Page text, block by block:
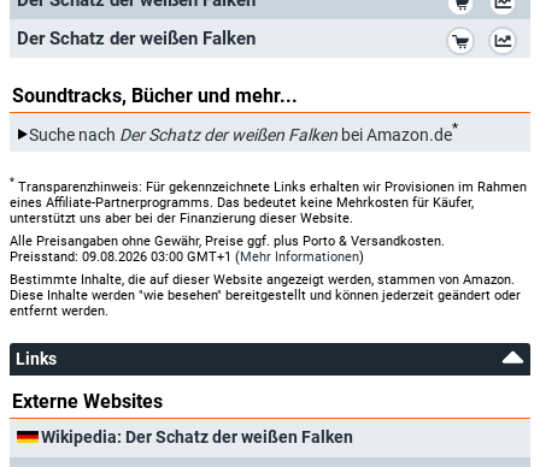
Der Schatz der weißen Falken
Soundtracks, Bücher und mehr...
Suche nach Der Schatz der weißen Falken bei Amazon.de*
* Transparenzhinweis: Für gekennzeichnete Links erhalten wir Provisionen im Rahmen
eines Affiliate-Partnerprogramms. Das bedeutet keine Mehrkosten für Käufer,
unterstützt uns aber bei der Finanzierung dieser Website.
Alle Preisangaben ohne Gewähr, Preise ggf. plus Porto & Versandkosten.
Preisstand: 09.08.2026 03:00 GMT+1 (Mehr Informationen)
Bestimmte Inhalte, die auf dieser Website angezeigt werden, stammen von Amazon.
Diese Inhalte werden "wie besehen" bereitgestellt und können jederzeit geändert oder
entfernt werden.
Links
Externe Websites
Wikipedia: Der Schatz der weißen Falken